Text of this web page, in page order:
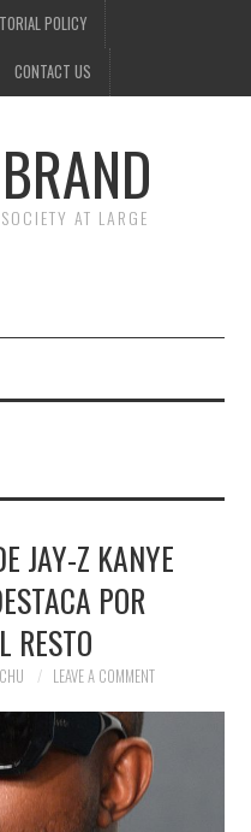
POLICY
CONTACT US
AT LARGE
JAY-Z KANYE
POR
RESTO
LEAVE A COMMENT